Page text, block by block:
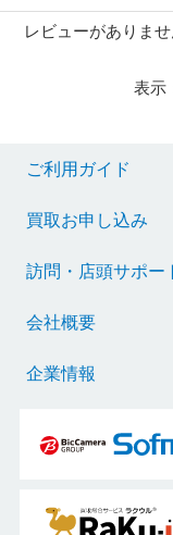
レビューがありま
表示
ご利用ガイド
買取お申し込み
訪問・店頭サポー
会社概要
企業情報